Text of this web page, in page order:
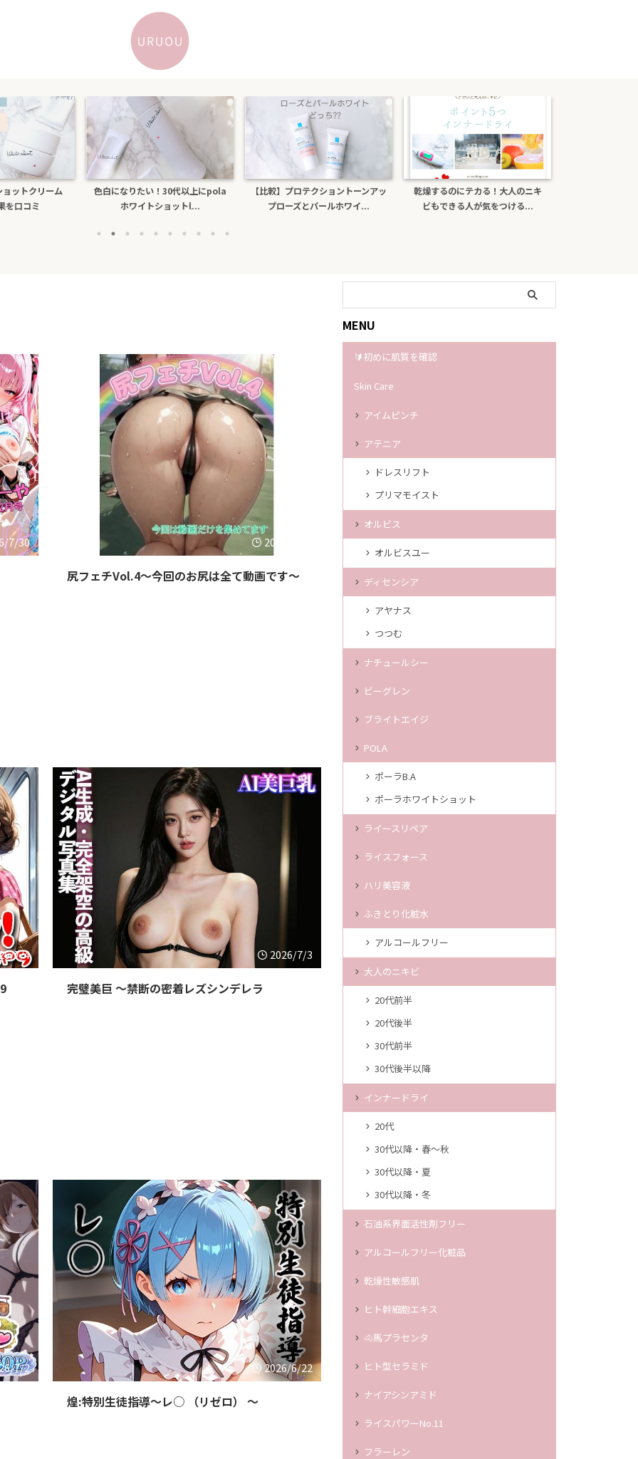
色白になりたい！30代以上にpola
ホワイトショットl...
【比較】プロテクショントーンアッ
プローズとパールホワイ...
乾燥するのにテカる！大人のニキ
ビもできる人が気をつける...
ポーラb.aライトセレクターは偽物
がある？日焼け止め効...
7/30 2026/7/23
尻フェチVol.4〜今回のお尻は全て動画です〜
7/4 2026/7/3
完璧美巨 〜禁断の密着レズシンデレラ
7/2 2026/6/22
煌:特別生徒指導〜レ○ （リゼロ） 〜
MENU
🔰初めに肌質を確認
Skin Care
アイムピンチ
アテニア
ドレスリフト
プリマモイスト
オルビス
オルビスユー
ディセンシア
アヤナス
つつむ
ナチュールシー
ビーグレン
ブライトエイジ
POLA
ポーラB.A
ポーラホワイトショット
ライースリペア
ライスフォース
ハリ美容液
ふきとり化粧水
アルコールフリー
大人のニキビ
20代前半
20代後半
30代前半
30代後半以降
インナードライ
20代
30代以降・春～秋
30代以降・夏
30代以降・冬
石油系界面活性剤フリー
アルコールフリー化粧品
乾燥性敏感肌
ヒト幹細胞エキス
🐴馬プラセンタ
ヒト型セラミド
ナイアシンアミド
ライスパワーNo.11
フラーレン